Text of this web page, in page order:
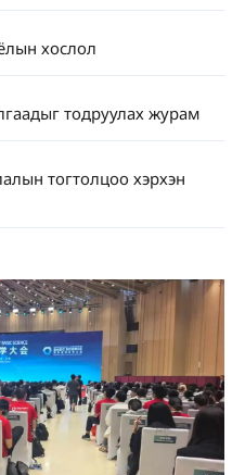
хослол
тодруулах журам
тогтолцоо хэрхэн